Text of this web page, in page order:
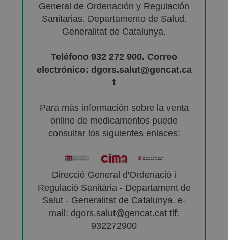
General de Ordenación y Regulación
Sanitarias. Departamento de Salud.
Generalitat de Catalunya.
Teléfono 932 272 900. Correo
electrónico: dgors.salut@gencat.ca
t
Para más información sobre la venta
online de medicamentos puede
consultar los siguientes enlaces:
Direcció General d'Ordenació i
Regulació Sanitària - Departament de
Salut - Generalitat de Catalunya. e-
mail: dgors.salut@gencat.cat tlf:
932272900